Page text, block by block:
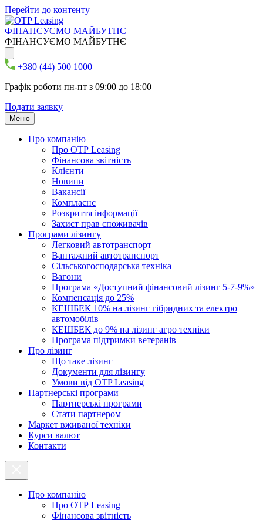
Перейти до контенту
ФІНАНСУЄМО МАЙБУТНЄ
ФІНАНСУЄМО МАЙБУТНЄ
+380 (44) 500 1000
Графік роботи пн-пт з 09:00 до 18:00
Подати заявку
Меню
Про компанію
Про ОТР Leasing
Фінансова звітність
Клієнти
Новини
Вакансії
Комплаєнс
Розкриття інформації
Захист прав споживачів
Програми лізингу
Легковий автотранспорт
Вантажний автотранспорт
Cільськогосподарська техніка
Вагони
Програма «Доступний фінансовий лізинг 5-7-9%»
Компенсація до 25%
КЕШБЕК 10% на лізинг гібридних та електро
автомобілів
КЕШБЕК до 9% на лізинг агро техніки
Програма підтримки ветеранів
Про лізинг
Що таке лізинг
Документи для лізингу
Умови від OTP Leasing
Партнерські програми
Партнерські програми
Стати партнером
Маркет вживаної техніки
Курси валют
Контакти
Про компанію
Про ОТР Leasing
Фінансова звітність